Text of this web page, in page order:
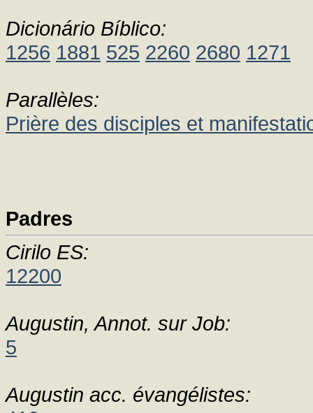
Dicionário Bíblico:
1256 1881 525 2260 2680 1271
Parallèles:
Prière des disciples et
Padres
Cirilo ES:
12200
Augustin, Annot. sur Job:
5
Augustin acc. évangélistes: